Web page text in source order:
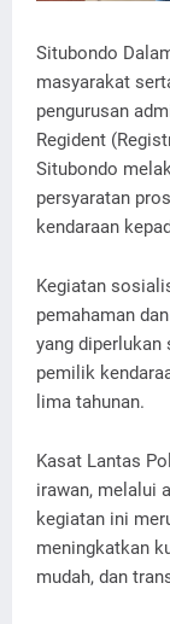
Situbondo
masyarakat
pengurusan
Regident
Situbondo
persyaratan
kendaraan
Kegiatan
pemahaman
yang diperlukan
pemilik
lima tahunan.
Kasat Lantas
irawan, melalui
kegiatan ini
meningkatkan
mudah, dan